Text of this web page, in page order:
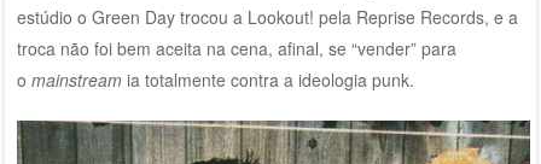
estúdio o Green Day trocou a Lookout! pela Reprise Records, e a
troca não foi bem aceita na cena, afinal, se “vender” para
o mainstream ia totalmente contra a ideologia punk.